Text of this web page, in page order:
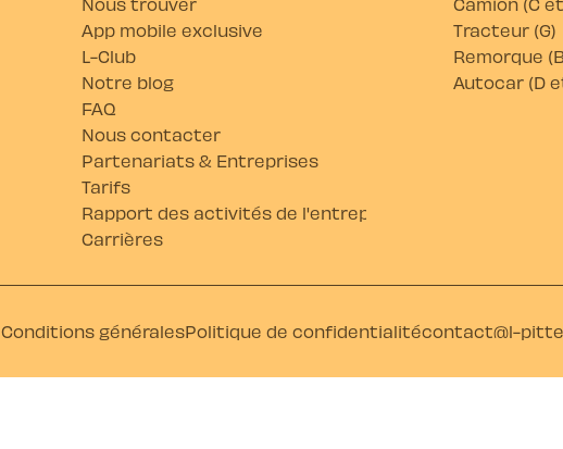
App mobile exclusive
L-Club
Notre blog
FAQ
Nous contacter
Partenariats & Entreprises
Tarifs
Rapport des activités de l'entreprise
Carrières
Tracteur (G)
Remorque
Autocar (D
Conditions généralesPolitique de confidentialitécontact@l-